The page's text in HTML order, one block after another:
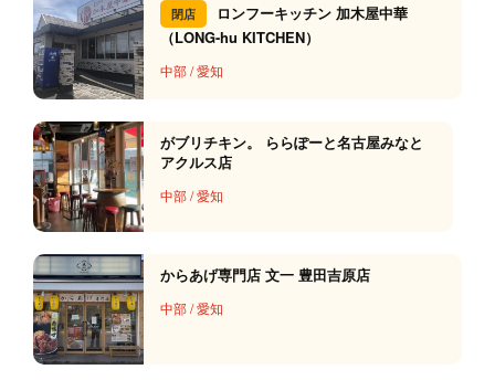
閉店
ロンフーキッチン 加木屋中華
（LONG-hu KITCHEN）
中部/愛知
がブリチキン。 ららぽーと名古屋みなと
アクルス店
中部/愛知
からあげ専門店 文一 豊田吉原店
中部/愛知